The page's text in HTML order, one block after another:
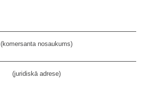
(komersanta nosaukums)
(juridiskā adrese)